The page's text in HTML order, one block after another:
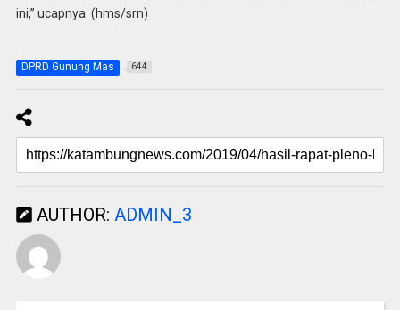
ini,” ucapnya. (hms/srn)
DPRD Gunung Mas 644
AUTHOR: ADMIN_3